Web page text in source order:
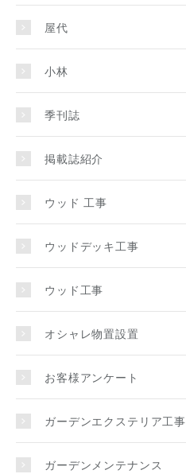
屋代
小林
季刊誌
掲載誌紹介
ウッド 工事
ウッドデッキ工事
ウッド工事
オシャレ物置設置
お客様アンケート
ガーデンエクステリア工事
ガーデンメンテナンス